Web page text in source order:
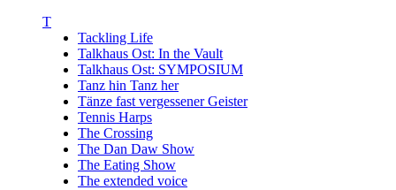
T
Tackling Life
Talkhaus Ost: In the Vault
Talkhaus Ost: SYMPOSIUM
Tanz hin Tanz her
Tänze fast vergessener Geister
Tennis Harps
The Crossing
The Dan Daw Show
The Eating Show
The extended voice